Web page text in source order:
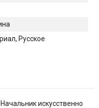
Русское
искусственно